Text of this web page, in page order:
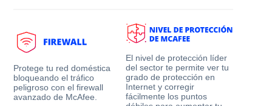
Protege tu red doméstica
bloqueando el tráfico
peligroso con el firewall
avanzado de McAfee.
El nivel de protección líder
del sector te permite ver tu
grado de protección en
Internet y corregir
fácilmente los puntos